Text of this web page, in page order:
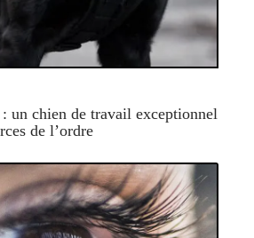
un chien de travail exceptionnel
de l’ordre